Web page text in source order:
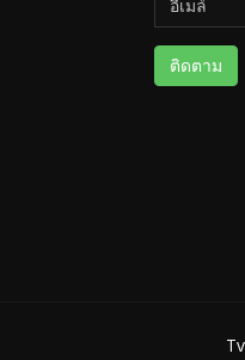
ติดตาม